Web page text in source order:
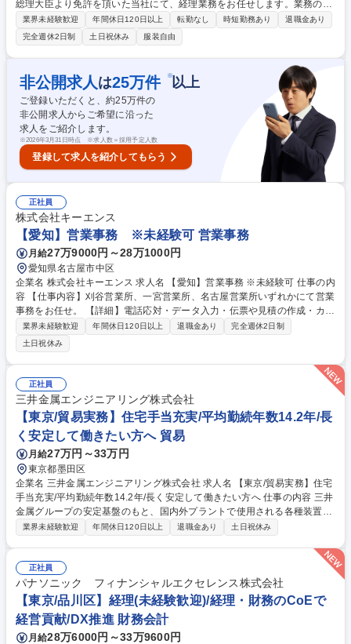
総理大臣より免許を頂いた当社にて、経理業務をお任せします。業務の詳
細は、下記の通りです。 【詳細】■経理伝票処理 ■経費精算 ■入金、決済
管理 ■ネットバンキング残高照会、入出金明細確認 ■各種書類作成 ■銀行
への外出（月5～6回程度） ■小口現金管理 ■勤怠チェック ■その他 電話対
応、来客応対、各種庶務業務 等 募集職種 【東京】経理事務/年間休日130
日以上/転勤無
業界未経験歓迎 年間休日120日以上 転勤なし 時短勤務あり
退職金あり
完全週休2日制
土日祝休み 服装自由
非公開求人 は25万件 ※以上
ご登録いただくと、約25万件の
非公開求人からご希望に沿った
求人をご紹介します。
※2026年3月31日時点 ※求人数＝採用予定人数
登録して求人を紹介してもらう
正社員
株式会社キーエンス
【愛知】営業事務 ※未経験可 営業事務
月給27万9000円～28万1000円
愛知県名古屋市中区
企業名 株式会社キーエンス 求人名 【愛知】営業事務 ※未経験可 仕事の内
容 【仕事内容】刈谷営業所、一宮営業所、名古屋営業所いずれかにて営業
事務をお任せ。 【詳細】電話応対・データ入力・伝票や見積の作成・カタ
ログ送付・来客対応・営業所内で発生する事務業務や業務改善をお任せ。
【教育制度】ご入社後、育成担当とペアになりながらOJTにて業務を覚え
ていただくことが可能です。業務システムがきちんと構築されているた
め、スムーズに仕事に慣れることができる環境です。また、「チームで成
果を出す文化」があり、良いやり方を積極的に共有しながら常に改善を目
指す風土のため、安心して業務に取り組んでいただけます。 募集職種
【愛知】営業事務 ※未経験可
業界未経験歓迎 年間休日120日以上 退職金あり
完全週休2日制
土日祝休み
正社員
三井金属エンジニアリング株式会社
【東京/貿易実務】住宅手当充実/平均勤続年数14.2年/長
く安定して働きたい方へ 貿易
月給27万円～33万円
東京都墨田区
企業名 三井金属エンジニアリング株式会社 求人名 【東京/貿易実務】住宅
手当充実/平均勤続年数14.2年/長く安定して働きたい方へ 仕事の内容 三井
金属グループの安定基盤のもと、国内外プラントで使用される各種装置予
備品（補修部品）の輸入・輸出サプライ業務を担当。見積依頼から発注、
からの見積依頼対応・メーカー・調達部への見積依頼 (2)見積書作成およ
び提示・受注後の発注業務 (3)受領貨物の現物検品対応・請求書発行 (4)貿
易書類（Invoice、Packing List等）作成 (5)納期・発送スケジュールの顧
客連絡および調整 ※通関業務は乙仲（専門業者）へ委託するため実務経験
は不要です。 募集職種 【東京/貿易実務】住宅手当充実/平均勤続年数14.2
年/長く安定して働きたい方へ
業界未経験歓迎 年間休日120日以上 退職金あり 土日祝休み
正社員
パナソニック フィナンシャルエクセレンス株式会社
【東京/品川区】経理(未経験歓迎)/経理・財務のCoEで
経営貢献/DX推進 財務会計
月給28万6000円～33万9600円